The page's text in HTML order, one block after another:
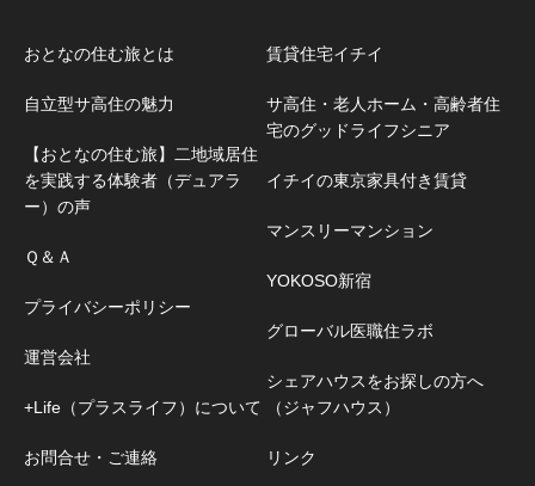
おとなの住む旅とは
自立型サ高住の魅力
【おとなの住む旅】二地域居住
を実践する体験者（デュアラ
ー）の声
Ｑ＆Ａ
プライバシーポリシー
運営会社
+Life（プラスライフ）について
お問合せ・ご連絡
賃貸住宅イチイ
サ高住・老人ホーム・高齢者住
宅のグッドライフシニア
イチイの東京家具付き賃貸
マンスリーマンション
YOKOSO新宿
グローバル医職住ラボ
シェアハウスをお探しの方へ
（ジャフハウス）
リンク